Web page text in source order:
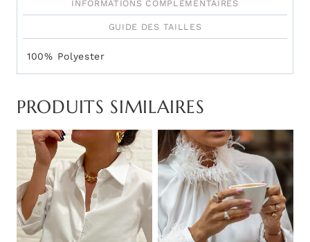
INFORMATIONS COMPLÉMENTAIRES
GUIDE DES TAILLES
100% Polyester
PRODUITS SIMILAIRES